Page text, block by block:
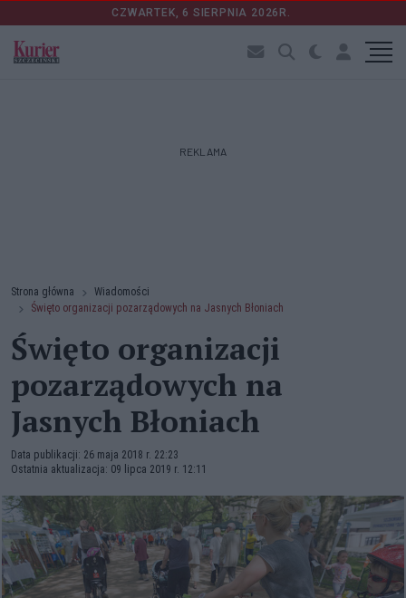
CZWARTEK, 6 SIERPNIA 2026R.
REKLAMA
Strona główna
Wiadomości
Święto organizacji pozarządowych na Jasnych Błoniach
Święto organizacji
pozarządowych na
Jasnych Błoniach
Data publikacji: 26 maja 2018 r. 22:23
Ostatnia aktualizacja: 09 lipca 2019 r. 12:11